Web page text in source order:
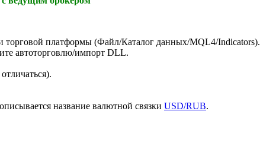
платформы (Файл/Каталог данных/MQL4/Indicators).
автоторговлю/импорт DLL.
название валютной связки USD/RUB.